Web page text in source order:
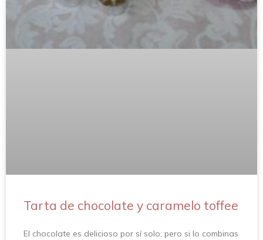
Tarta de chocolate y caramelo toffee
El chocolate es delicioso por sí solo, pero si lo combinas